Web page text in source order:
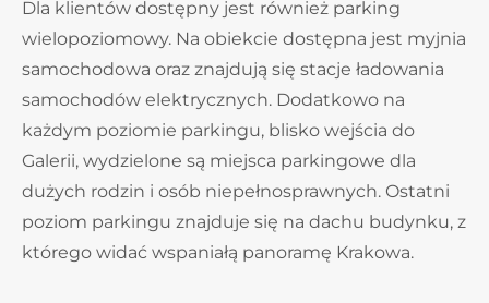
Dla klientów dostępny jest również parking
wielopoziomowy. Na obiekcie dostępna jest myjnia
samochodowa oraz znajdują się stacje ładowania
samochodów elektrycznych. Dodatkowo na
każdym poziomie parkingu, blisko wejścia do
Galerii, wydzielone są miejsca parkingowe dla
dużych rodzin i osób niepełnosprawnych. Ostatni
poziom parkingu znajduje się na dachu budynku, z
którego widać wspaniałą panoramę Krakowa.